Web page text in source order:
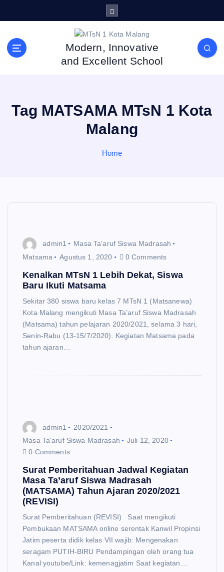
Modern, Innovative
and Excellent School
Tag MATSAMA MTsN 1 Kota
Malang
Home
admin1
Masa Ta'aruf Siswa Madrasah
Matsama
Agustus 1, 2020 0 Comments
Kenalkan MTsN 1 Lebih Dekat, Siswa
Baru Ikuti Matsama
Sekitar 380 siswa baru kelas 7 MTsN 1 (Matsanewa)
Kota Malang mengikuti Masa Ta’aruf Siswa Madrasah
(Matsama) tahun pelajaran 2020/2021, selama 3 hari,
Senin-Rabu (13-15/7/2020). Kegiatan Matsama pada
tahun ajaran…
admin1
2020/2021
Masa Ta'aruf Siswa Madrasah
Juli 12, 2020
0 Comments
Surat Pemberitahuan Jadwal Kegiatan
Masa Ta’aruf Siswa Madrasah
(MATSAMA) Tahun Ajaran 2020/2021
(REVISI)
Surat Pemberitahuan (REVISI) Saat mengikuti
Pembukaan MATSAMA online serentak Kanwil Propinsi
Jatim peserta didik kelas VII wajib: Mengenakan
seragam PUTIH-BIRU Pendampingan oleh orang tua
Kanal youtube/Link: kemenagjatim Saat kegiatan…